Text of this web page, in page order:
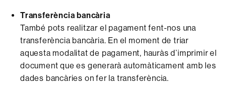
Transferència bancària
També pots realitzar el pagament fent-nos una
transferència bancària. En el moment de triar
aquesta modalitat de pagament, hauràs d’imprimir el
document que es generarà automàticament amb les
dades bancàries on fer la transferència.